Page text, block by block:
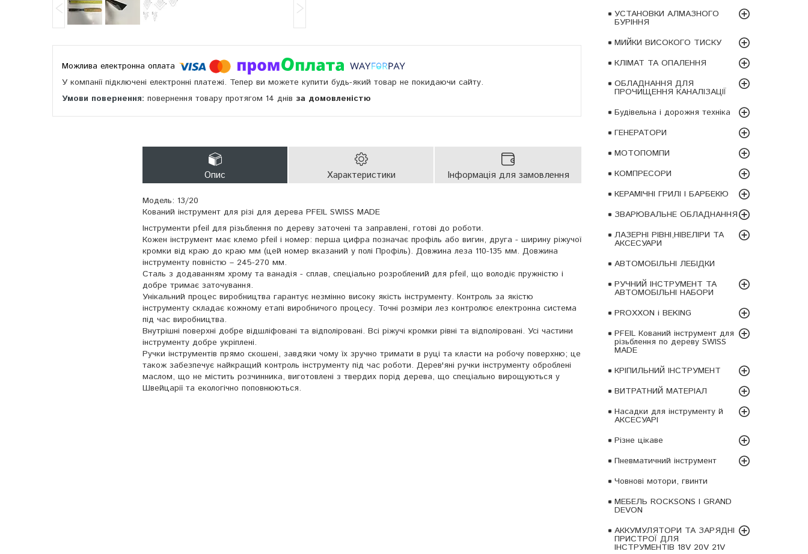
УСТАНОВКИ АЛМАЗНОГО
БУРІННЯ
МИЙКИ ВИСОКОГО ТИСКУ
КЛІМАТ ТА ОПАЛЕННЯ
ОБЛАДНАННЯ ДЛЯ
ПРОЧИЩЕННЯ КАНАЛІЗАЦІЇ
Будівельна і дорожня техніка
ГЕНЕРАТОРИ
МОТОПОМПИ
КОМПРЕСОРИ
КЕРАМІЧНІ ГРИЛІ І БАРБЕКЮ
ЗВАРЮВАЛЬНЕ ОБЛАДНАННЯ
ЛАЗЕРНІ РІВНІ,НІВЕЛІРИ ТА
АКСЕСУАРИ
АВТОМОБІЛЬНІ ЛЕБІДКИ
РУЧНИЙ ІНСТРУМЕНТ ТА
АВТОМОБІЛЬНІ НАБОРИ
PROXXON і BEKING
PFEIL Кований інструмент для
різьблення по дереву SWISS
MADE
КРІПИЛЬНИЙ ІНСТРУМЕНТ
ВИТРАТНИЙ МАТЕРІАЛ
Насадки для інструменту й
АКСЕСУАРІ
Різне цікаве
Пневматичний інструмент
Човнові мотори, гвинти
МЕБЕЛЬ ROCKSONS І GRAND
DEVON
АККУМУЛЯТОРИ ТА ЗАРЯДНІ
ПРИСТРОЇ ДЛЯ
ІНСТРУМЕНТІВ 18V 20V 21V
У компанії підключені електронні платежі. Тепер ви можете купити будь-який товар не покидаючи сайту.
повернення товару протягом 14 днів за домовленістю
Опис Характеристики Інформація для замовлення
Модель: 13/20
Кований інструмент для різі для дерева PFEIL SWISS MADE
Інструменти pfeil для різьблення по дереву заточені та заправлені, готові до роботи.
Кожен інструмент має клемо pfeil і номер: перша цифра позначає профіль або вигин, друга - ширину ріжучої
кромки від краю до краю мм (цей номер вказаний у полі Профіль). Довжина леза 110-135 мм. Довжина
інструменту повністю – 245-270 мм.
Сталь з додаванням хрому та ванадія - сплав, спеціально розроблений для pfeil, що володіє пружністю і
добре тримає заточування.
Унікальний процес виробництва гарантує незмінно високу якість інструменту. Контроль за якістю
інструменту складає кожному етапі виробничого процесу. Точні розміри лез контролює електронна система
під час виробництва.
Внутрішні поверхні добре відшліфовані та відполіровані. Всі ріжучі кромки рівні та відполіровані. Усі частини
інструменту добре укріплені.
Ручки інструментів прямо скошені, завдяки чому їх зручно тримати в руці та класти на робочу поверхню; це
також забезпечує найкращий контроль інструменту під час роботи. Дерев'яні ручки інструменту оброблені
маслом, що не містить розчинника, виготовлені з твердих порід дерева, що спеціально вирощуються у
Швейцарії та екологічно поповнюються.